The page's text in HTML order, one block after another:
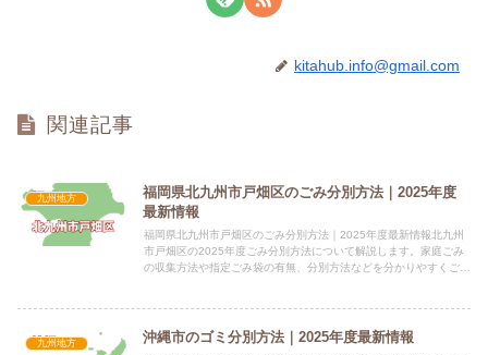
kitahub.info@gmail.com
関連記事
九州地方
福岡県北九州市戸畑区のごみ分別方法｜2025年度
最新情報
福岡県北九州市戸畑区のごみ分別方法｜2025年度最新情報北九州
市戸畑区の2025年度ごみ分別方法について解説します。家庭ごみ
の収集方法や指定ごみ袋の有無、分別方法などを分かりやすくご紹
九州地方 沖縄市のゴミ分別方法｜2025年度最新情報